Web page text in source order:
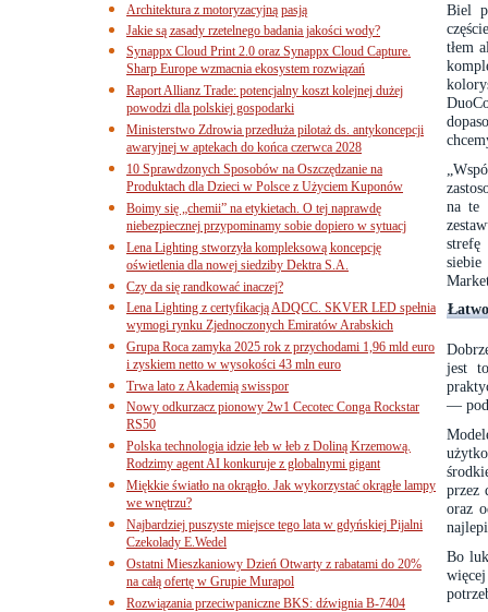
Biel
tłem
na te
strefę
jest
—
przez
oraz
Bo
Architektura z motoryzacyjną pasją
Jakie są zasady rzetelnego badania jakości wody?
Synappx Cloud Print 2.0 oraz Synappx Cloud Capture.
Sharp Europe wzmacnia ekosystem rozwiązań
Raport Allianz Trade: potencjalny koszt kolejnej dużej
powodzi dla polskiej gospodarki
Ministerstwo Zdrowia przedłuża pilotaż ds. antykoncepcji
awaryjnej w aptekach do końca czerwca 2028
10 Sprawdzonych Sposobów na Oszczędzanie na
Produktach dla Dzieci w Polsce z Użyciem Kuponów
Boimy się „chemii” na etykietach. O tej naprawdę
niebezpiecznej przypominamy sobie dopiero w sytuacj
Lena Lighting stworzyła kompleksową koncepcję
oświetlenia dla nowej siedziby Dektra S.A.
Czy da się randkować inaczej?
Lena Lighting z certyfikacją ADQCC. SKVER LED spełnia
wymogi rynku Zjednoczonych Emiratów Arabskich
Grupa Roca zamyka 2025 rok z przychodami 1,96 mld euro
i zyskiem netto w wysokości 43 mln euro
Trwa lato z Akademią swisspor
Nowy odkurzacz pionowy 2w1 Cecotec Conga Rockstar
RS50
Polska technologia idzie łeb w łeb z Doliną Krzemową.
Rodzimy agent AI konkuruje z globalnymi gigant
Miękkie światło na okrągło. Jak wykorzystać okrągłe lampy
we wnętrzu?
Najbardziej puszyste miejsce tego lata w gdyńskiej Pijalni
Czekolady E.Wedel
Ostatni Mieszkaniowy Dzień Otwarty z rabatami do 20%
na całą ofertę w Grupie Murapol
Rozwiązania przeciwpaniczne BKS: dźwignia B-7404